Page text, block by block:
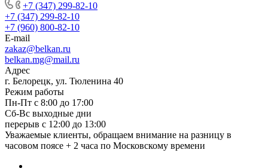
+7 (347) 299-82-10
+7 (347) 299-82-10
+7 (960) 800-82-10
E-mail
zakaz@belkan.ru
belkan.mg@mail.ru
Адрес
г. Белорецк, ул. Тюленина 40
Режим работы
Пн-Пт с 8:00 до 17:00
Сб-Вс выходные дни
перерыв с 12:00 до 13:00
Уважаемые клиенты, обращаем внимание на разницу в
часовом поясе + 2 часа по Московскому времени